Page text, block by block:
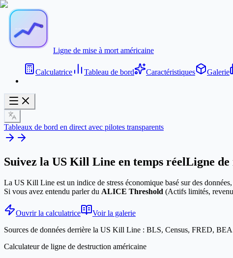
Ligne de mise à mort américaine
Calculatrice Tableau de bord Caractéristiques Galerie
Tableaux de bord en direct avec pilotes transparents
Suivez la US Kill Line en temps réelLigne de
La US Kill Line est un indice de stress économique basé sur des
Si vous avez entendu parler du ALICE Threshold (Actifs limités,
Ouvrir la calculatrice
Voir la galerie
Sources de données derrière la US Kill Line : BLS, Census, FRED,
Calculateur de ligne de destruction américaine